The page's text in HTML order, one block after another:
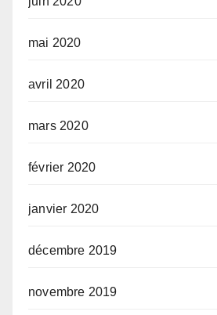
mai 2020
avril 2020
mars 2020
février 2020
janvier 2020
décembre 2019
novembre 2019